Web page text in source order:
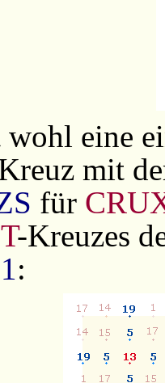
wohl eine
mit
für
-Kreuzes
: